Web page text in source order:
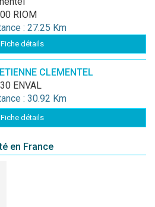
RIOM
: 27.25 Km
Fiche détails
CLEMENTEL
ENVAL
: 30.92 Km
Fiche détails
en France